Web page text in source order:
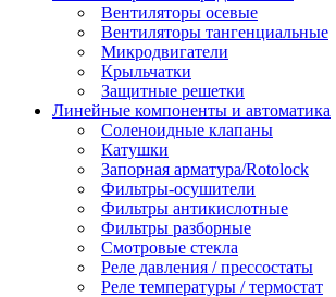
Вентиляторы осевые
Вентиляторы тангенциальные
Микродвигатели
Крыльчатки
Защитные решетки
Линейные компоненты и автоматика
Соленоидные клапаны
Катушки
Запорная арматура/Rotolock
Фильтры-осушители
Фильтры антикислотные
Фильтры разборные
Смотровые стекла
Реле давления / прессостаты
Реле температуры / термостат